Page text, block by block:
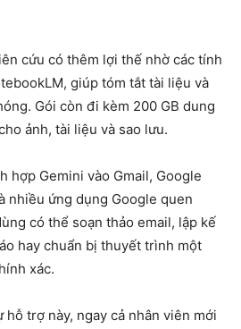
cứu có thêm lợi thế nhờ các tính
giúp tóm tắt tài liệu và
Gói còn đi kèm 200 GB dung
ảnh, tài liệu và sao lưu.
hợp Gemini vào Gmail, Google
nhiều ứng dụng Google quen
có thể soạn thảo email, lập kế
hay chuẩn bị thuyết trình một
xác.
trợ này, ngay cả nhân viên mới